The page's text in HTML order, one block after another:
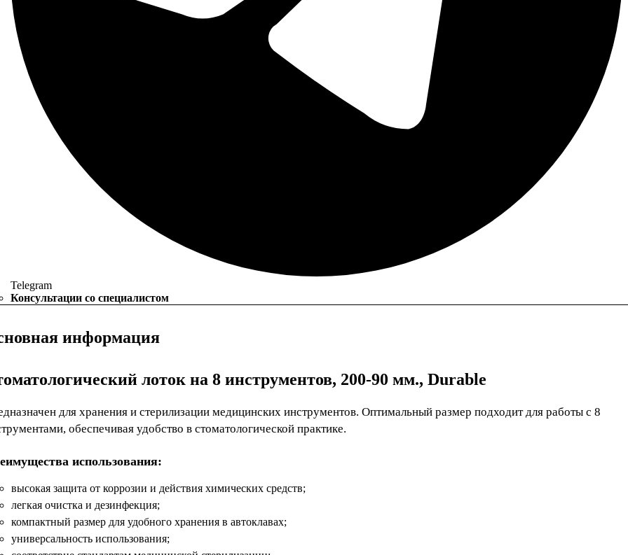
Telegram
Консультации со специалистом
информация
лоток на 8 инструментов, 200-90 мм., Durable
для хранения и стерилизации медицинских инструментов. Оптимальный размер подходит для работы с 8
обеспечивая удобство в стоматологической практике.
использования:
высокая защита от коррозии и действия химических средств;
легкая очистка и дезинфекция;
компактный размер для удобного хранения в автоклавах;
универсальность использования;